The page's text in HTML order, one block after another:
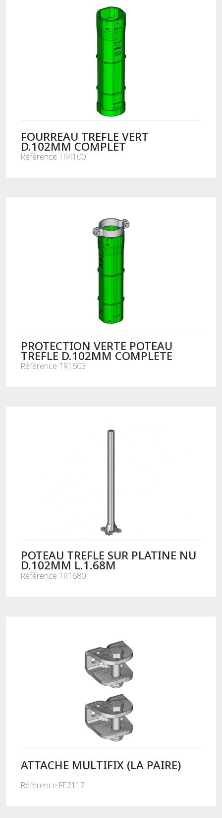
FOURREAU TREFLE VERT
D.102MM COMPLET
Référence TR4100
PROTECTION VERTE POTEAU
TREFLE D.102MM COMPLETE
Référence TR1603
POTEAU TREFLE SUR PLATINE NU
D.102MM L.1.68M
Référence TR1680
ATTACHE MULTIFIX (LA PAIRE)
Référence FE2117